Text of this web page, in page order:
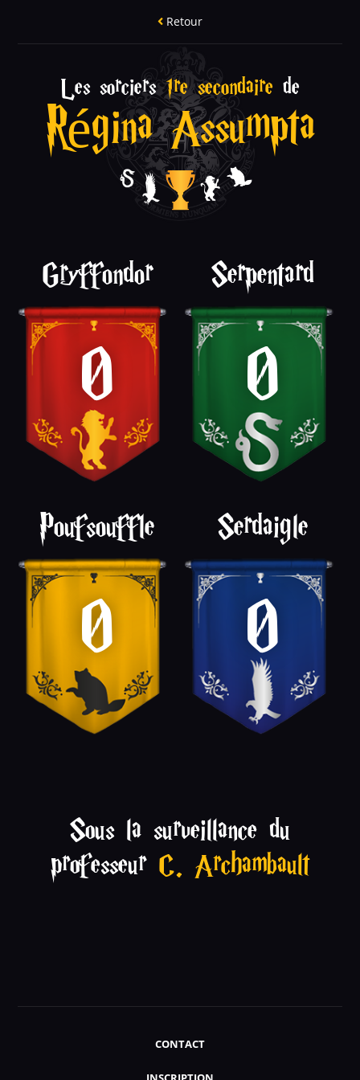
Retour
Les sorciers1re secondaire de
Régina Assumpta
Gryffondor
0
Serpentard
0
Poufsouffle
0
Serdaigle
0
Sous la surveillance du
professeur C. Archambault
CONTACT